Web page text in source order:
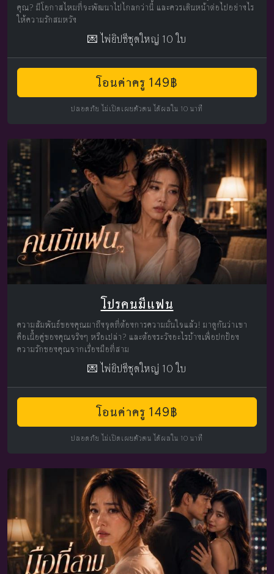
คุณ? มีโอกาสไหมที่จะพัฒนาไปไกลกว่านี้ และควรเดินหน้าต่อไปอย่างไร
ให้ความรักสมหวัง
💌 ไพ่ยิปซีชุดใหญ่ 10 ใบ
โอนค่าครู 149฿
ปลอดภัย ไม่เปิดเผยตัวตน ได้ผลใน 10 นาที
โปรคนมีแฟน
ความสัมพันธ์ของคุณมาถึงจุดที่ต้องการความมั่นใจแล้ว! มาดูกันว่าเขา
คือเนื้อคู่ของคุณจริงๆ หรือเปล่า? และต้องระวังอะไรบ้างเพื่อปกป้อง
ความรักของคุณจากเรื่องมือที่สาม
💌 ไพ่ยิปซีชุดใหญ่ 10 ใบ
โอนค่าครู 149฿
ปลอดภัย ไม่เปิดเผยตัวตน ได้ผลใน 10 นาที